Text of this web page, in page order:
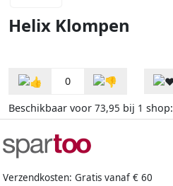
Helix Klompen
0
Beschikbaar voor 73,95 bij 1 shop:
Verzendkosten: Gratis vanaf € 60